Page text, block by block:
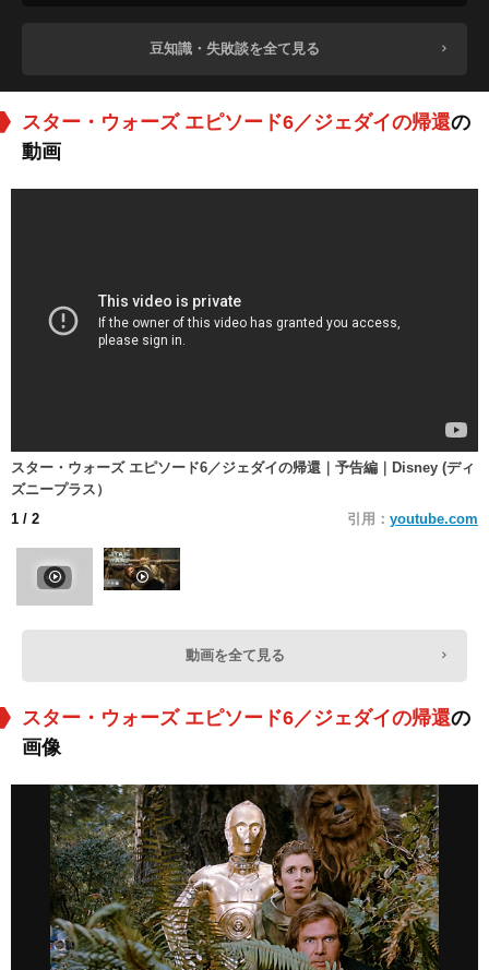
豆知識・失敗談を全て見る
スター・ウォーズ エピソード6／ジェダイの帰還の
動画
スター・ウォーズ エピソード6／ジェダイの帰還｜予告編｜Disney (ディ
ズニープラス）
1 / 2 引用： youtube.com
動画を全て見る
スター・ウォーズ エピソード6／ジェダイの帰還の
画像